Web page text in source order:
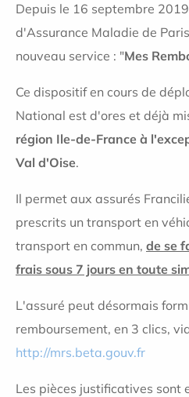
Depuis le 16 septembre
d'Assurance Maladie de
nouveau service : "Mes
Ce dispositif en cours de
National est d'ores et déjà
région Ile-de-France à
Val d'Oise.
Il permet aux assurés
prescrits un transport en
transport en commun, de se
frais sous 7 jours en toute
L'assuré peut désormais
remboursement, en 3 clics,
http://mrs.beta.gouv.fr
Les pièces justificatives sont